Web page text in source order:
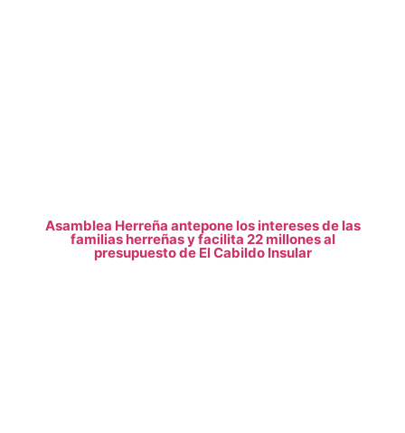
Asamblea Herreña antepone los intereses de las
familias herreñas y facilita 22 millones al
presupuesto de El Cabildo Insular